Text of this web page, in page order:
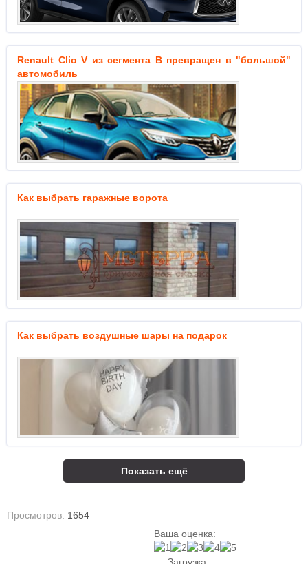
Renault Clio V из сегмента B превращен в "большой"
автомобиль
Как выбрать гаражные ворота
Как выбрать воздушные шары на подарок
Показать ещё
Просмотров: 1654
Ваша оценка: